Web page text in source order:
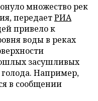
множество рек
передаетРИА
привело к
воды в реках
засушливых
Например,
в сообщении